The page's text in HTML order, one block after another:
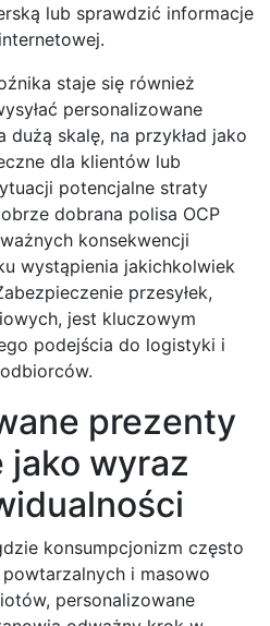
lub sprawdzić informacje
staje się również
personalizowane
skalę, na przykład jako
dla klientów lub
potencjalne straty
dobrana polisa OCP
konsekwencji
wystąpienia jakichkolwiek
przesyłek,
jest kluczowym
podejścia do logistyki i
prezenty
jako wyraz
konsumpcjonizm często
i masowo
personalizowane